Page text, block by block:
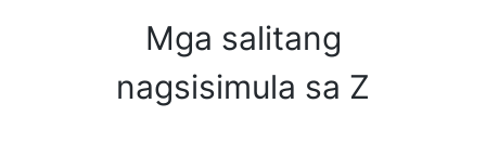
Mga salitang
nagsisimula sa Z